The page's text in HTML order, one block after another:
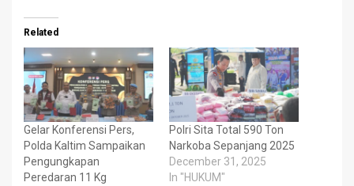
Related
Gelar Konferensi Pers,
Polda Kaltim Sampaikan
Pengungkapan
Peredaran 11 Kg
Polri Sita Total 590 Ton
Narkoba Sepanjang 2025
December 31, 2025
In "HUKUM"